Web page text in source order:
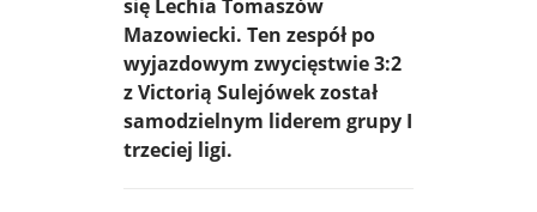
się Lechia Tomaszów
Mazowiecki. Ten zespół po
wyjazdowym zwycięstwie 3:2
z Victorią Sulejówek został
samodzielnym liderem grupy I
trzeciej ligi.